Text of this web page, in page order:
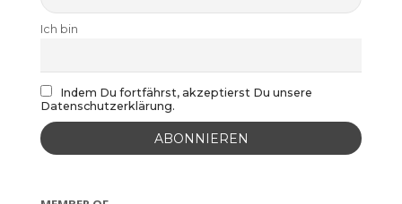
Ich bin
Indem Du fortfährst, akzeptierst Du unsere
Datenschutzerklärung.